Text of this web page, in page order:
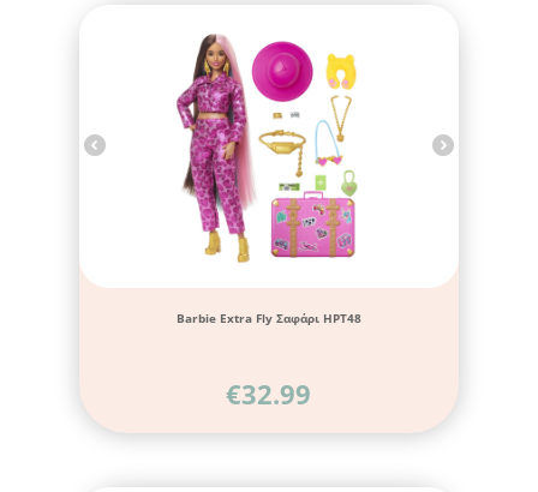
Barbie Extra Fly Σαφάρι HPT48
€32.99